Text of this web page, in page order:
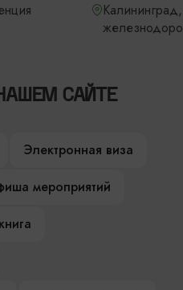
САЙТЕ
Электронная виза
мероприятий